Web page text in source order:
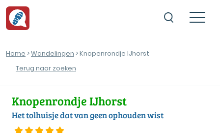
Home >Wandelingen > Knopenrondje IJhorst
Terug naar zoeken
Knopenrondje IJhorst
Het tolhuisje dat van geen ophouden wist